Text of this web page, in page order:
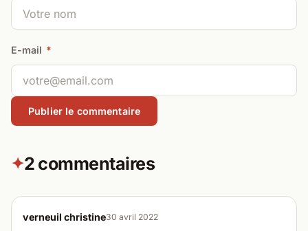
E-mail *
✦2 commentaires
verneuil christine30 avril 2022